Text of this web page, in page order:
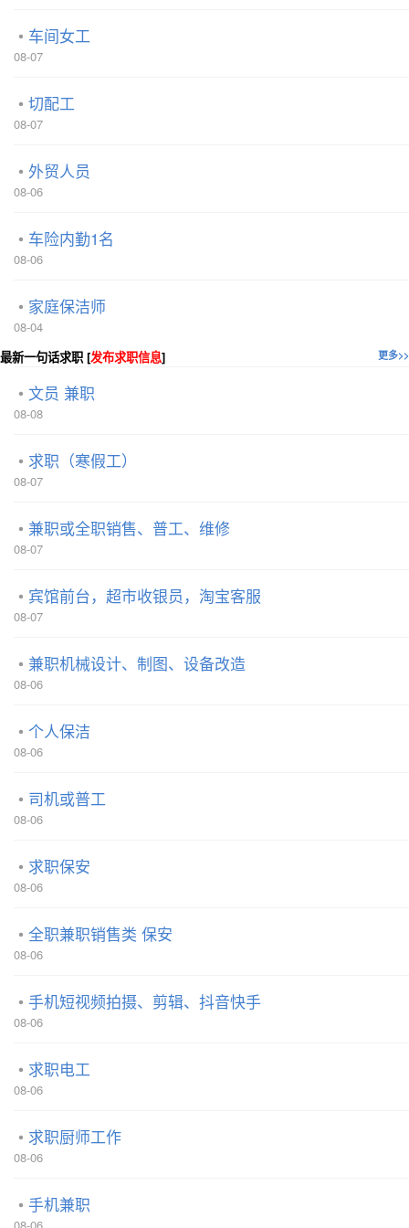
车间女工
08-07
切配工
08-07
外贸人员
08-06
车险内勤1名
08-06
家庭保洁师
08-04
更多>>
最新一句话求职 [发布求职信息]
文员 兼职
08-08
求职（寒假工）
08-07
兼职或全职销售、普工、维修
08-07
宾馆前台，超市收银员，淘宝客服
08-07
兼职机械设计、制图、设备改造
08-06
个人保洁
08-06
司机或普工
08-06
求职保安
08-06
全职兼职销售类 保安
08-06
手机短视频拍摄、剪辑、抖音快手
08-06
求职电工
08-06
求职厨师工作
08-06
手机兼职